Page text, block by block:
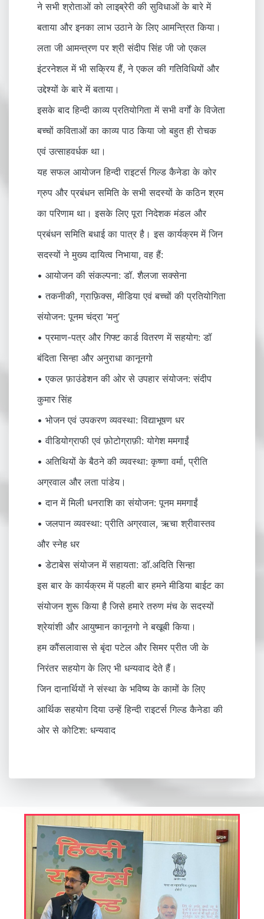
ने सभी श्रोताओं को लाइब्रेरी की सुविधाओं के बारे में
बताया और इनका लाभ उठाने के लिए आमन्त्रित किया।
लता जी आमन्त्रण पर श्री संदीप सिंह जी जो एकल
इंटरनेशल में भी सक्रिय हैं, ने एकल की गतिविधियों और
उद्देश्यों के बारे में बताया।
इसके बाद हिन्दी काव्य प्रतियोगिता में सभी वर्गों के विजेता
बच्चों कविताओं का काव्य पाठ किया जो बहुत ही रोचक
एवं उत्साहवर्धक था।
यह सफल आयोजन हिन्दी राइटर्स गिल्ड कैनेडा के कोर
ग्रुप और प्रबंधन समिति के सभी सदस्यों के कठिन श्रम
का परिणाम था। इसके लिए पूरा निदेशक मंडल और
प्रबंधन समिति बधाई का पात्र है। इस कार्यक्रम में जिन
सदस्यों ने मुख्य दायित्व निभाया, वह हैं:
• आयोजन की संकल्पना: डॉ. शैलजा सक्सेना
• तकनीकी, ग्राफ़िक्स, मीडिया एवं बच्चों की प्रतियोगिता
संयोजन: पूनम चंद्रा ’मनु’
• प्रमाण-पत्र और गिफ्ट कार्ड वितरण में सहयोग: डॉ
बंदिता सिन्हा और अनुराधा कानूनगो
• एकल फ़ाउंडेशन की ओर से उपहार संयोजन: संदीप
कुमार सिंह
• भोजन एवं उपकरण व्यवस्था: विद्याभूषण धर
• वीडियोग्राफी एवं फ़ोटोग्राफ़ी: योगेश ममगाईं
• अतिथियों के बैठने की व्यवस्था: कृष्णा वर्मा, प्रीति
अग्रवाल और लता पांडेय।
• दान में मिली धनराशि का संयोजन: पूनम ममगाईं
• जलपान व्यवस्था: प्रीति अग्रवाल, ऋचा श्रीवास्तव
और स्नेह धर
• डेटाबेस संयोजन में सहायता: डॉ.अदिति सिन्हा
इस बार के कार्यक्रम में पहली बार हमने मीडिया बाईट का
संयोजन शुरू किया है जिसे हमारे तरुण मंच के सदस्यों
श्रेयांशी और आयुष्मान कानूनगो ने बखूबी किया।
हम कौंसलावास से बृंदा पटेल और सिमर प्रीत जी के
निरंतर सहयोग के लिए भी धन्यवाद देते हैं।
जिन दानार्थियों ने संस्था के भविष्य के कामों के लिए
आर्थिक सहयोग दिया उन्हें हिन्दी राइटर्स गिल्ड कैनेडा की
ओर से कोटिश: धन्यवाद